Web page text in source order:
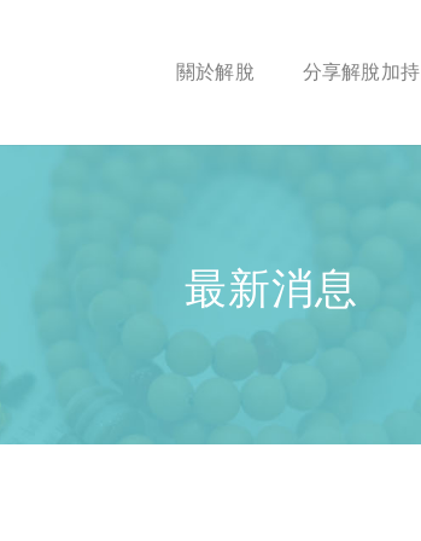
關於解脫 分享解脫加持
最新消息